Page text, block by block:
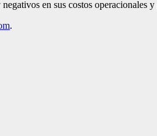
en sus costos operacionales y
.